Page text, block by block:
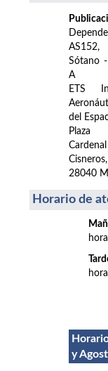
Sótano
A
ETS
del
Cardenal
28040
Horario de
y